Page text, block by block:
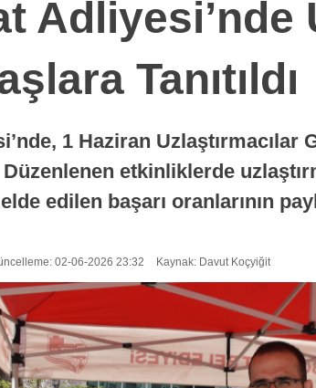
Adliyesi’nde
Tanıtıldı
1 Haziran Uzlaştırmacılar
etkinliklerde
edilen başarı oranlarının
02-06-2026 23:32 Kaynak: Davut Koçyiğit